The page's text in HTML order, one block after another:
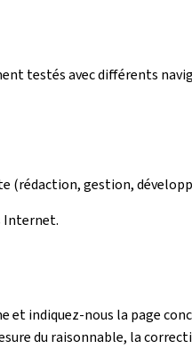
testés avec différents
(rédaction, gestion,
Internet.
et indiquez-nous la page
du raisonnable, la